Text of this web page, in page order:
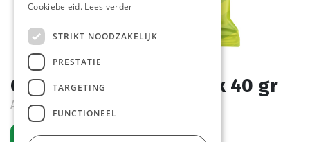
Chips Pickels Croky 20 x 40 gr
Actief
Cookiebeleid. Lees verder
STRIKT NOODZAKELIJK
PRESTATIE
TARGETING
FUNCTIONEEL